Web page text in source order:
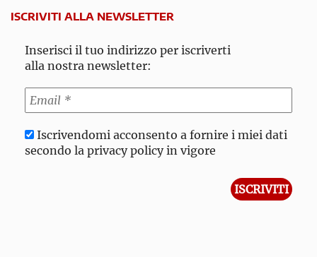
ISCRIVITI ALLA NEWSLETTER
Inserisci il tuo indirizzo per iscriverti
alla nostra newsletter:
Iscrivendomi acconsento a fornire i miei dati
secondo la privacy policy in vigore